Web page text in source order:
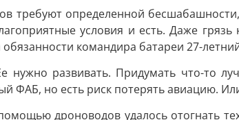
требуют определенной
условия и есть. Даже
командира батареи 27-
нужно развивать. Придумать что-то
ФАБ, но есть риск потерять авиацию.
дроноводов удалось отогнать